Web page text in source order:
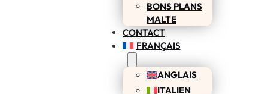
BONS PLANS
MALTE
CONTACT
FRANÇAIS
ANGLAIS
ITALIEN